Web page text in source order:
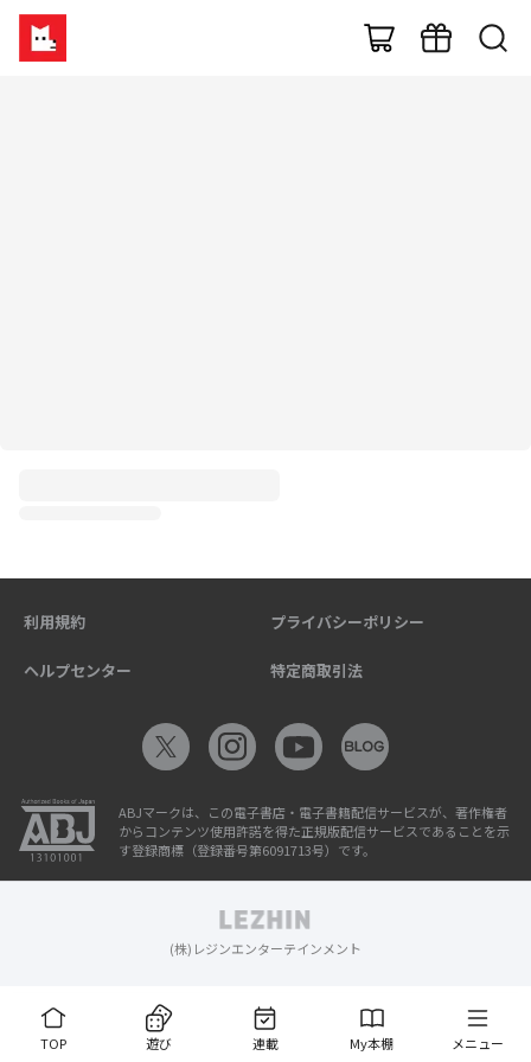
TOP 遊び 連載 My本棚 メニュー
利用規約 プライバシーポリシー
ヘルプセンター 特定商取引法
ABJマークは、この電子書店・電子書籍配信サービスが、著作権者
からコンテンツ使用許諾を得た正規版配信サービスであることを示
す登録商標（登録番号第6091713号）です。
(株)レジンエンターテインメント